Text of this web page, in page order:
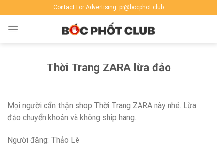
to
content
Contact For Advertising: pr@bocphot.club
Thời Trang ZARA lừa đảo
Mọi người cẩn thận shop Thời Trang ZARA này nhé. Lừa
đảo chuyển khoản và không ship hàng.
Người đăng: Thảo Lê